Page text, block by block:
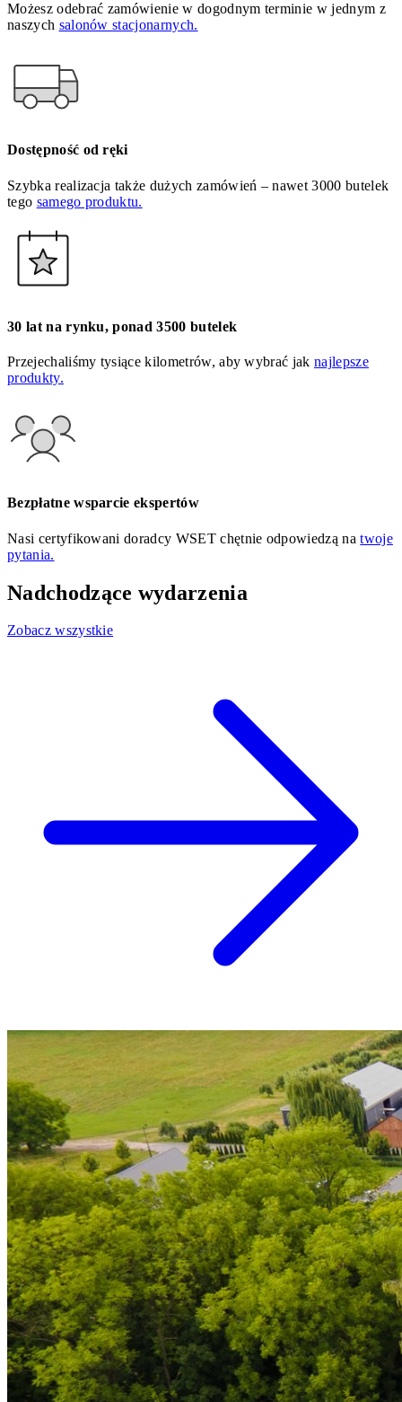
Możesz odebrać zamówienie w dogodnym terminie w jednym z
naszych salonów stacjonarnych.
Dostępność od ręki
Szybka realizacja także dużych zamówień – nawet 3000 butelek
tego samego produktu.
30 lat na rynku, ponad 3500 butelek
Przejechaliśmy tysiące kilometrów, aby wybrać jaknajlepsze
produkty.
Bezpłatne wsparcie ekspertów
Nasi certyfikowani doradcy WSET chętnie odpowiedzą natwoje
pytania.
Nadchodzące wydarzenia
Zobacz wszystkie